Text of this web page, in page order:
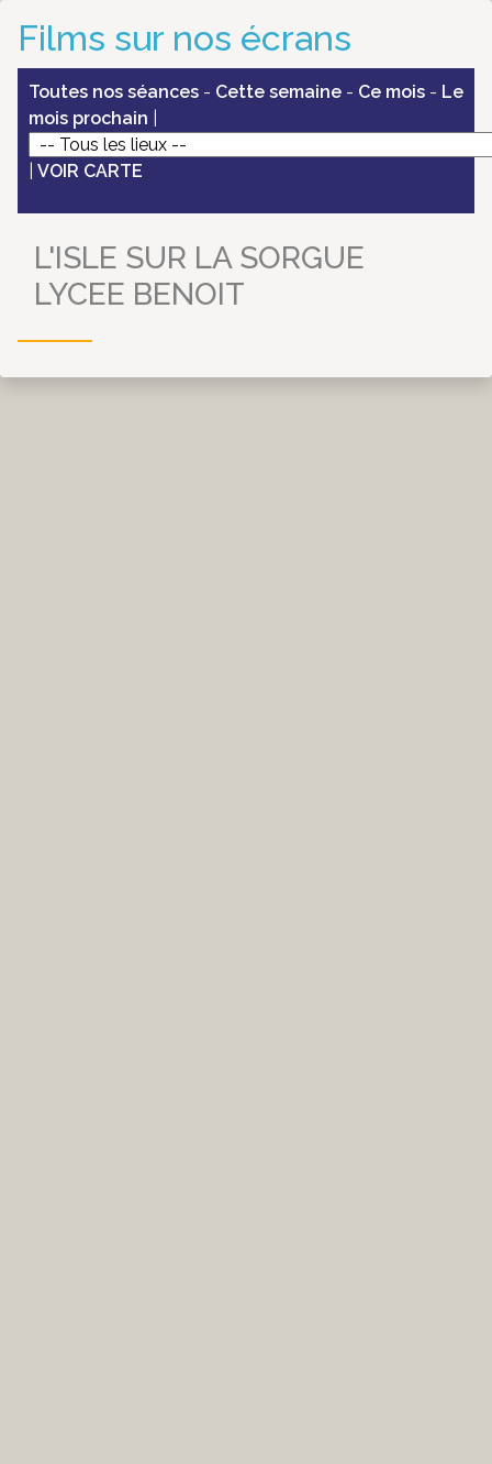
Films sur nos écrans
Toutes nos séances - Cette semaine - Ce mois - Le
mois prochain
VOIR CARTE
L'ISLE SUR LA SORGUE
LYCEE BENOIT